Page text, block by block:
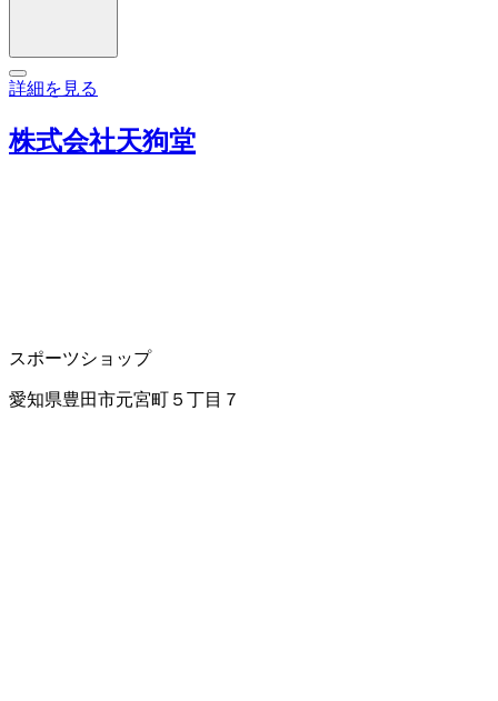
詳細を見る
株式会社天狗堂
スポーツショップ
愛知県豊田市元宮町５丁目７